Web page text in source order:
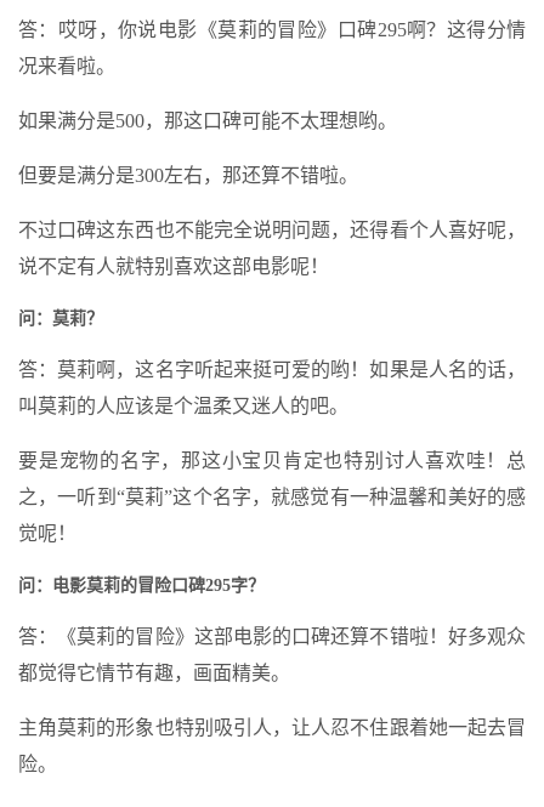
答：哎呀，你说电影《莫莉的冒险》口碑295啊？这得分情
况来看啦。
如果满分是500，那这口碑可能不太理想哟。
但要是满分是300左右，那还算不错啦。
不过口碑这东西也不能完全说明问题，还得看个人喜好呢，
说不定有人就特别喜欢这部电影呢！
问：莫莉？
答：莫莉啊，这名字听起来挺可爱的哟！如果是人名的话，
叫莫莉的人应该是个温柔又迷人的吧。
要是宠物的名字，那这小宝贝肯定也特别讨人喜欢哇！总
之，一听到“莫莉”这个名字，就感觉有一种温馨和美好的感
觉呢！
问：电影莫莉的冒险口碑295字？
答：《莫莉的冒险》这部电影的口碑还算不错啦！好多观众
都觉得它情节有趣，画面精美。
主角莫莉的形象也特别吸引人，让人忍不住跟着她一起去冒
险。